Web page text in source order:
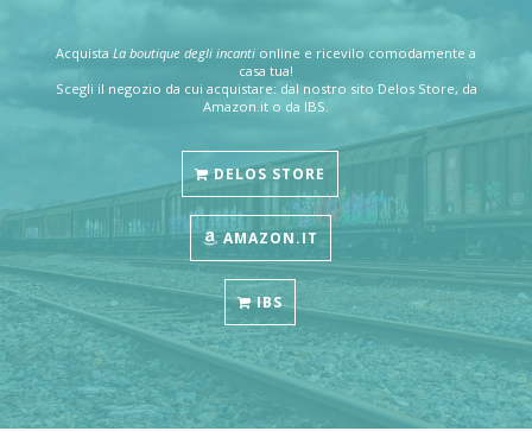
Acquista La boutique degli incanti online e ricevilo comodamente a
casa tua!
Scegli il negozio da cui acquistare: dal nostro sito Delos Store, da
Amazon.it o da IBS.
DELOS STORE
AMAZON.IT
IBS